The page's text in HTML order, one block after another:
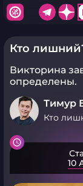
Кто
Викторина
определены.
Тимур
Кто
10